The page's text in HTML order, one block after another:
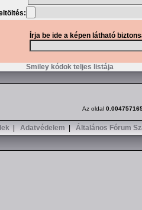
Írja be ide a képen látható
Smiley kódok teljes listája
Az oldal
Adatvédelem Általános Fórum